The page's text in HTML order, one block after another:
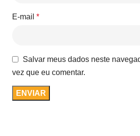
E-mail *
Salvar meus dados neste
vez que eu comentar.